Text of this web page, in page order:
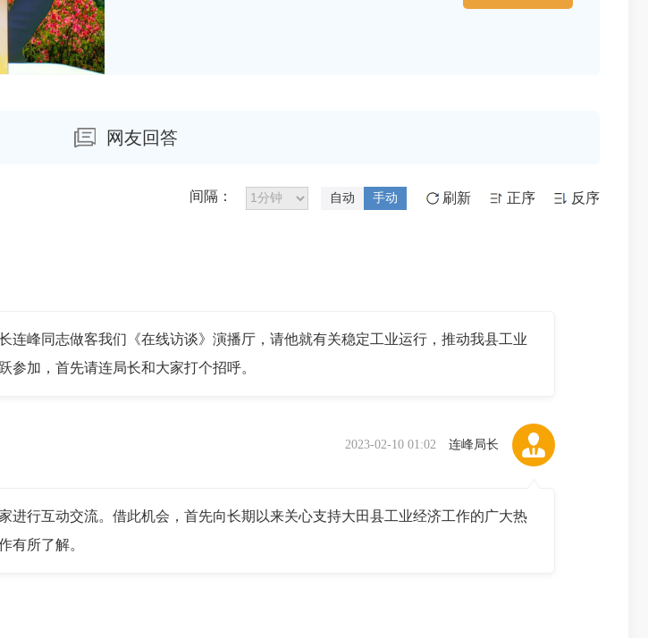
网友回答
间隔： 自动 手动 刷新 正序 反序
峰同志做客我们《在线访谈》演播厅，请他就有关稳定工业运行，推动我县工业
加，首先请连局长和大家打个招呼。
2023-02-10 01:02 连峰局长
行互动交流。借此机会，首先向长期以来关心支持大田县工业经济工作的广大热
有所了解。